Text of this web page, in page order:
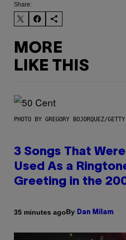
Share:
MORE
LIKE THIS
PHOTO BY GREGORY BOJORQUEZ/
3 Songs That
Used As a
Greeting in the
35 minutes agoBy Dan Milam